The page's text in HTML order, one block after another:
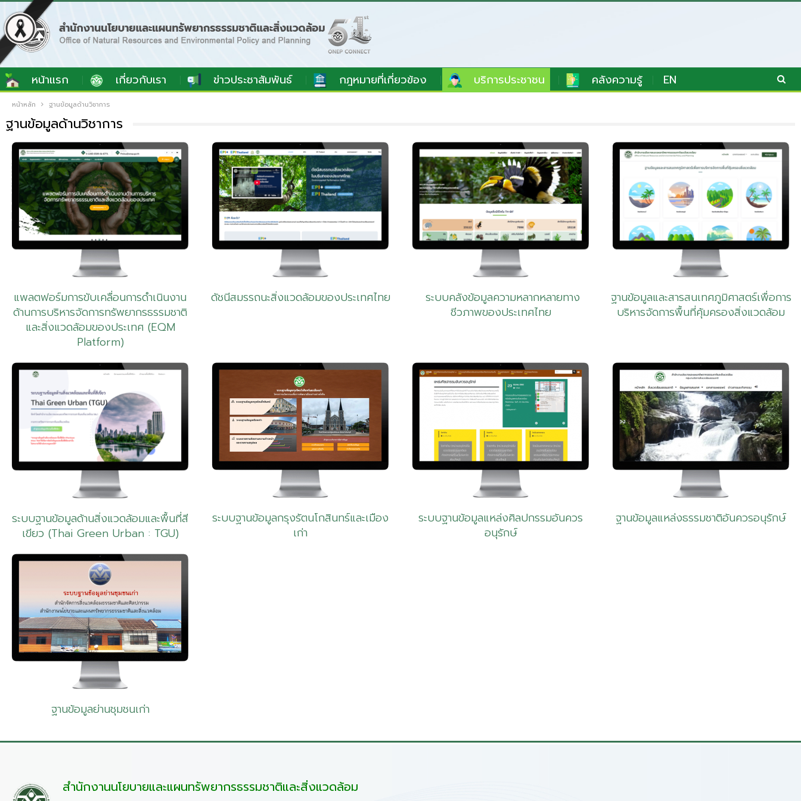
หน้าแรก เกี่ยวกับเรา ข่าวประชาสัมพันธ์ กฎหมายที่เกี่ยวข้อง บริการประชาชน คลังความรู้ EN
หน้าหลัก ฐานข้อมูลด้านวิชาการ
ฐานข้อมูลด้านวิชาการ
แพลตฟอร์มการขับเคลื่อนการดำเนินงาน
ด้านการบริหารจัดการทรัพยากรธรรมชาติ
และสิ่งแวดล้อมของประเทศ (EQM
Platform)
ดัชนีสมรรถนะสิ่งแวดล้อมของประเทศไทย
ระบบคลังข้อมูลความหลากหลายทาง
ชีวภาพของประเทศไทย
ฐานข้อมูลและสารสนเทศภูมิศาสตร์เพื่อการ
บริหารจัดการพื้นที่คุ้มครองสิ่งแวดล้อม
ระบบฐานข้อมูลด้านสิ่งแวดล้อมและพื้นที่สี
เขียว (Thai Green Urban : TGU)
ระบบฐานข้อมูลกรุงรัตนโกสินทร์และเมือง
เก่า
ระบบฐานข้อมูลแหล่งศิลปกรรมอันควร
อนุรักษ์
ฐานข้อมูลแหล่งธรรมชาติอันควรอนุรักษ์
ฐานข้อมูลย่านชุมชนเก่า
สำนักงานนโยบายและแผนทรัพยากรธรรมชาติและสิ่งแวดล้อม